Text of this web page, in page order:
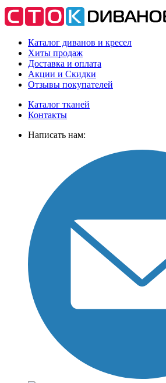
Каталог диванов и кресел
Хиты продаж
Доставка и оплата
Акции и Скидки
Отзывы покупателей
Каталог тканей
Контакты
Написать нам: